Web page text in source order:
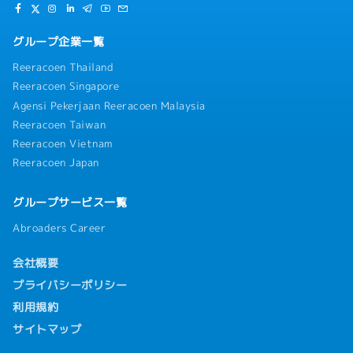
グループ企業一覧
Reeracoen Thailand
Reeracoen Singapore
Agensi Pekerjaan Reeracoen Malaysia
Reeracoen Taiwan
Reeracoen Vietnam
Reeracoen Japan
グループサービス一覧
Abroaders Career
会社概要
プライバシーポリシー
利用規約
サイトマップ